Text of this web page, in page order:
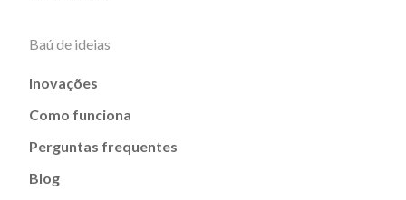
Baú de ideias
Inovações
Como funciona
Perguntas frequentes
Blog